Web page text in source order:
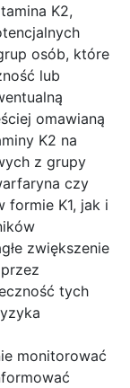
K2,
osób, które
lub
omawianą
K2 na
z grupy
czy
formie K1, jak i
zwiększenie
tych
monitorować